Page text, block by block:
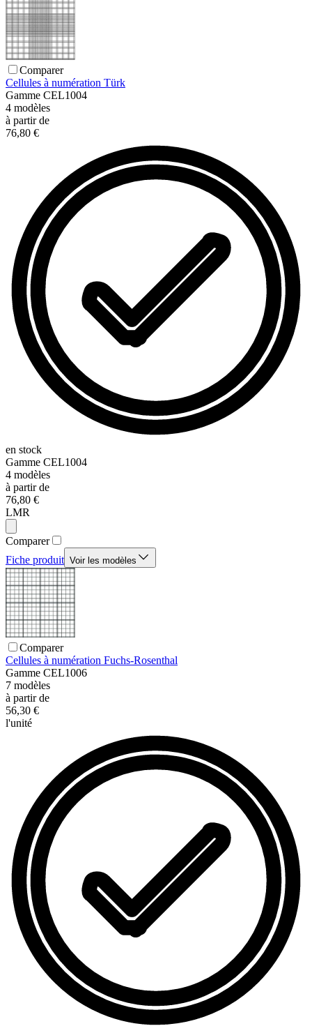
Comparer
Cellules à numération Türk
Gamme CEL1004
4 modèles
à partir de
76,80 €
en stock
Gamme CEL1004
4 modèles
à partir de
76,80 €
LMR
Comparer
Fiche produit Voir les modèles
Comparer
Cellules à numération Fuchs-Rosenthal
Gamme CEL1006
7 modèles
à partir de
56,30 €
l'unité